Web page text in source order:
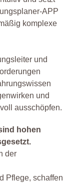
APP
komplexe
und
und
ausschöpfen.
hohen
der
Pflege, schaffen